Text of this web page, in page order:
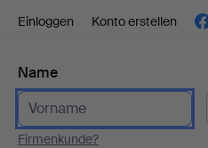
Einloggen Konto erstellen
Name
Firmenkunde?